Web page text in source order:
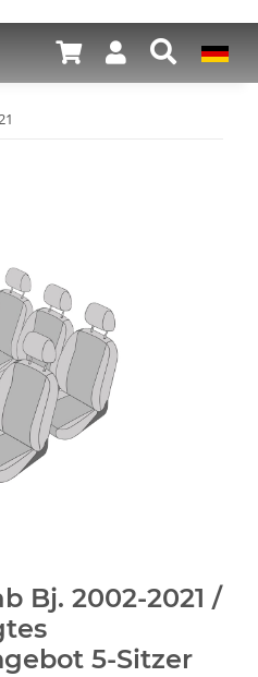
Bj. 2002-2021 /
5-Sitzer